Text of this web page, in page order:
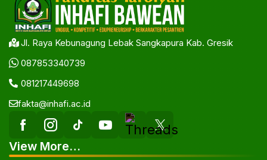
Jl. Raya Kebunagung Lebak Sangkapura Kab. Gresik
087853340739
081217449698
fakta@inhafi.ac.id
View More…